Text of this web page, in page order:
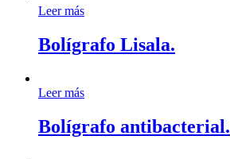
Leer más
Bolígrafo Lisala.
Leer más
Bolígrafo antibacterial.